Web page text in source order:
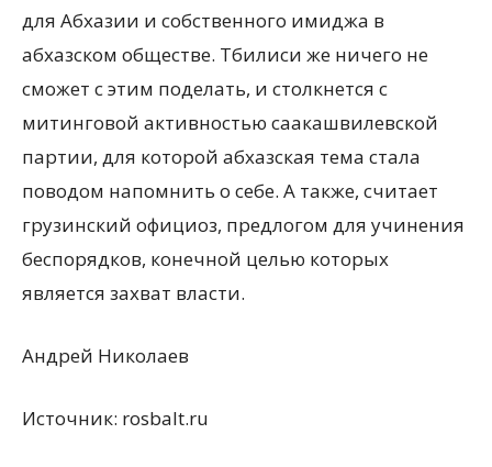
для Абхазии и собственного имиджа в
абхазском обществе. Тбилиси же ничего не
сможет с этим поделать, и столкнется с
митинговой активностью саакашвилевской
партии, для которой абхазская тема стала
поводом напомнить о себе. А также, считает
грузинский официоз, предлогом для учинения
беспорядков, конечной целью которых
является захват власти.
Андрей Николаев
Источник: rosbalt.ru